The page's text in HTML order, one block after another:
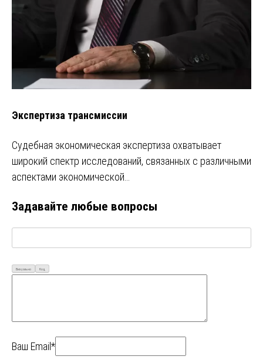
Экспертиза трансмиссии
Судебная экономическая экспертиза охватывает
широкий спектр исследований, связанных с различными
аспектами экономической…
Задавайте любые вопросы
Визуально Код
Ваш Email*